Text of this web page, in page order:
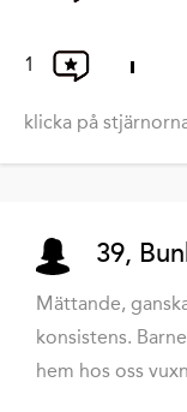
1
klicka på
39,
Mättande,
konsistens.
hem hos oss